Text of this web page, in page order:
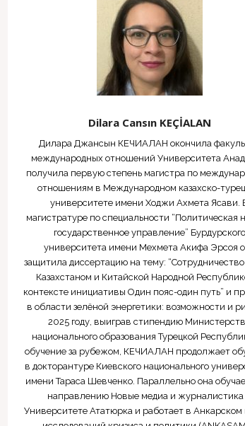
Dilara Cansın KEÇİALAN
Дилара Джансын КЕЧИАЛАН окончила
международных отношений Университета
получила первую степень магистра по
отношениям в Международном казахско-
университете имени Ходжи Ахмета Ясави.
магистратуре по специальности “Политическая
государственное управление” Бурдурского
университета имени Мехмета Акифа Эрсоя
защитила диссертацию на тему:
Казахстаном и Китайской Народной
контексте инициативы Один пояс-один путь” и
в области зелёной энергетики: возможности и
2025 году, выиграв стипендию
национального образования Турецкой
обучение за рубежом, КЕЧИАЛАН продолжает
в докторантуре Киевского национального
имени Тараса Шевченко. Параллельно она
направлению Новые медиа и журналистика
Университете Ататюрка и работает в Анкарском